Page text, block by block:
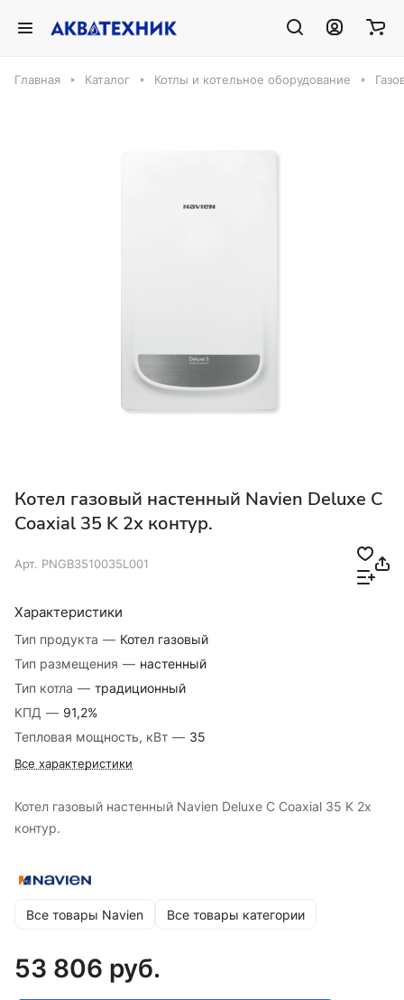
Главная Каталог Котлы и котельное оборудование
Котел газовый настенный Navien Deluxe C
Coaxial 35 K 2х контур.
Арт. PNGB3510035L001
Характеристики
Тип продукта — Котел газовый
Тип размещения — настенный
Тип котла — традиционный
КПД — 91,2%
Тепловая мощность, кВт — 35
Все характеристики
Котел газовый настенный Navien Deluxe C Coaxial 35 K 2х
контур.
Все товары Navien Все товары категории
53 806 руб.